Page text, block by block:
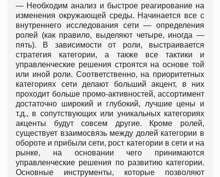
— Необходим анализ и быстрое реагирование на
изменения окружающей среды. Начинается все с
внутреннего исследования сети — определения
ролей (как правило, выделяют четыре, иногда —
пять). В зависимости от роли, выстраивается
стратегия категории, а также все тактики и
управленческие решения строятся на основе той
или иной роли. Соответственно, на приоритетных
категориях сети делают больший акцент, в них
проходит больше промо-активностей, ассортимент
достаточно широкий и глубокий, лучшие цены и
т.д., в сопутствующих или уникальных категориях
акценты будут совсем другие. Кроме ролей,
существует взаимосвязь между долей категории в
обороте и прибыли сети, рост категории в сети и на
рынке, на основании чего принимаются
управленческие решения по развитию категории.
Основные инструменты, которые позволяют